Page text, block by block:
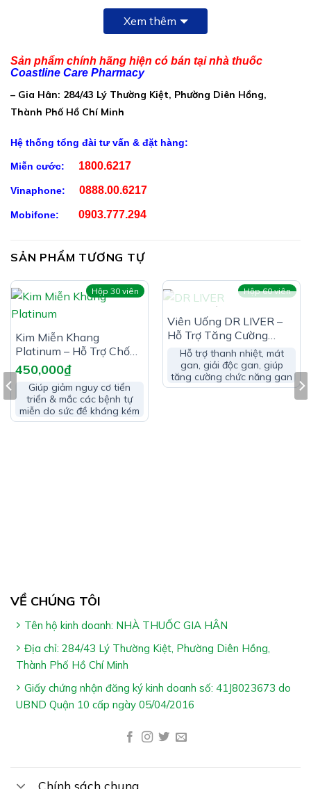
Chè dây:……………………………………………..1,0 g
Cà gai leo:……………………………………………1,0 g
Diệp hạ châu đắng:……………………………….0,2 g
Công Dụng Viên Uống Giải Rượu Nam Dược:
Ai Nên Dùng Viên Uống Giải Rượu Nam Dược:
Người hay phải uống rượu bia, người say rượu, nghiện
rượu
Người bị đau đầu, mệt mỏi, buồn nôn,…sau khi uống
Người có chức năng gan suy giảm
Xem thêm
Sản phẩm chính hãng hiện có bán tại nhà thuốc
Coastline Care Pharmacy
– Gia Hân: 284/43 Lý Thường Kiệt, Phường Diên Hồng,
Thành Phố Hồ Chí Minh
Hệ thống tổng đài tư vấn & đặt hàng:
Miễn cước: 1800.6217
Vinaphone: 0888.00.6217
Mobifone: 0903.777.294
SẢN PHẨM TƯƠNG TỰ
Hộp 30 viên
Kim Miễn Khang
Platinum – Hỗ Trợ Chống
Oxy Hóa
450,000₫
Giúp giảm nguy cơ tiển
triển & mắc các bệnh tự
miễn do sức đề kháng kém
Hộp 60 viên
HẾT HÀNG
Viên Uống DR LIVER –
Hỗ Trợ Tăng Cường
Chức Năng Gan
Hỗ trợ thanh nhiệt, mát
gan, giải độc gan, giúp
tăng cường chức năng gan
VỀ CHÚNG TÔI
Tên hộ kinh doanh: NHÀ THUỐC GIA HÂN
Địa chỉ: 284/43 Lý Thường Kiệt, Phường Diên Hồng,
Thành Phố Hồ Chí Minh
Giấy chứng nhận đăng ký kinh doanh số: 41J8023673 do
UBND Quận 10 cấp ngày 05/04/2016
Chính sách chung